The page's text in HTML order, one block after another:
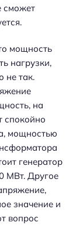
сможет
мощность
нагрузки,
не так.
на
спокойно
мощностью
генератор
МВт. Другое
значение и
вопрос